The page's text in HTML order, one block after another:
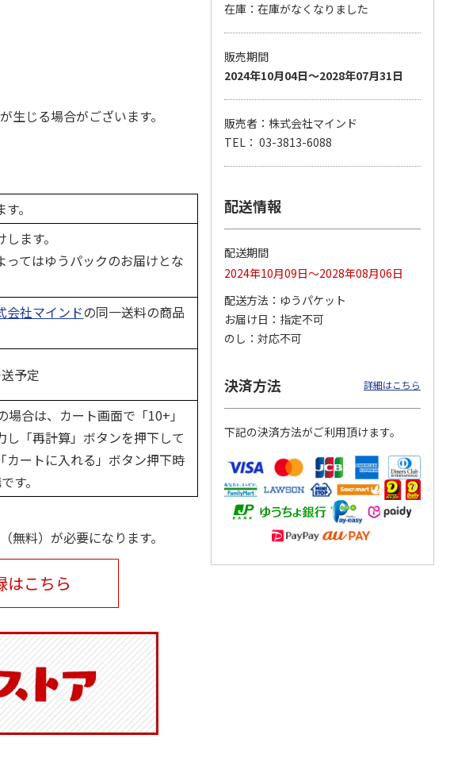
ー ボールポーチ
(送料・税込)
ミ ゴルフマーカー
(送料・税込)
リトルツインスター
ズ ゴルフマーカー
2,420円
(送料・税込)
2,530円
(送料・税込)
じる場合がございます。
。
ます。
てはゆうパックのお届けとな
会社マインドの同一送料の商品
予定
合は、カート画面で「10+」
し「再計算」ボタンを押下して
カートに入れる」ボタン押下時
す。
無料）が必要になります。
はこちら
在庫：在庫がなくなりました
販売期間
2024年10月04日～2028年07月31日
販売者：株式会社マインド
TEL： 03-3813-6088
配送情報
配送期間
2024年10月09日～2028年08月06日
配送方法
ゆうパケット
お届け日
指定不可
のし
対応不可
決済方法 詳細はこちら
下記の決済方法がご利用頂けます。